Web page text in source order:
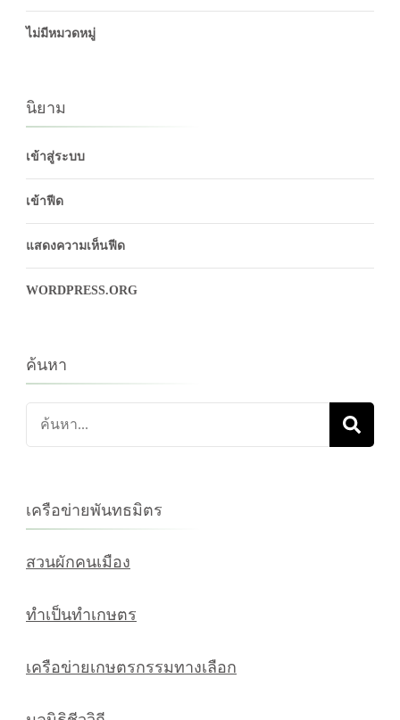
ไม่มีหมวดหมู่
นิยาม
เข้าสู่ระบบ
เข้าฟีด
แสดงความเห็นฟีด
WORDPRESS.ORG
ค้นหา
ค้นหา
เกี่ยว
เครือข่ายพันทธมิตร
สวนผักคนเมือง
ทำเป็นทำเกษตร
เครือข่ายเกษตรกรรมทางเลือก